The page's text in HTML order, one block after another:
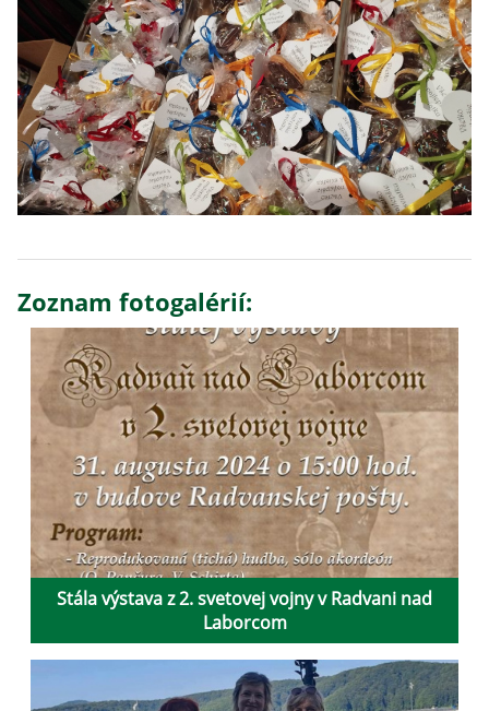
Zoznam fotogalérií:
Stála výstava z 2. svetovej vojny v Radvani nad
Laborcom